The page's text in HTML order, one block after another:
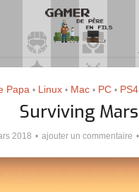
Papa • Linux • Mac • PC • PS4
Surviving Mars
2018 ajouter un commentaire